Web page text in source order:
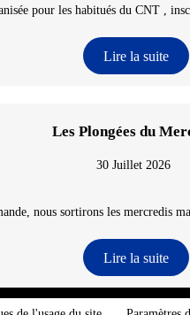
pour les habitués du CNT ,
Lire la suite
Les Plongées du
30 Juillet 2026
nous sortirons les mercredis
Lire la suite